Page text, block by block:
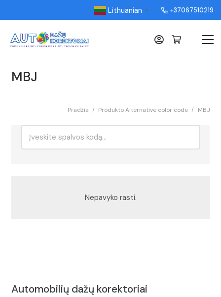
Lithuanian ▼ +37067510219
MBJ
Pradžia / Produkto Alternative color code / MBJ
Nepavyko rasti.
Automobilių dažų korektoriai